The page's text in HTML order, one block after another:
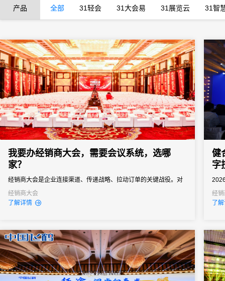
产品 全部 31轻会 31大会易 31展览云 31智
我要办经销商大会，需要会议系统，选哪
家？
经销商大会是企业连接渠道、传递战略、拉动订单的关键战役。对
品牌商而言，它不只是“开一场会”，而是年度政策发布、销售目标分
解、渠道关系维护的核心节点。一场成功的经销商大会，能让经销
业绩...
经销商大会
了解详情
健
字
市
经
了